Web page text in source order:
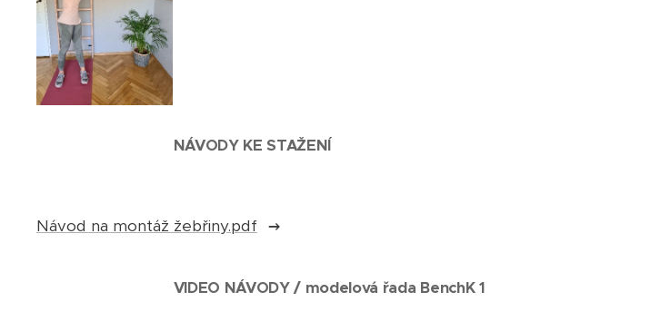
NÁVODY KE STAŽENÍ
Návod na montáž žebřiny.pdf
VIDEO NÁVODY / modelová řada BenchK 1